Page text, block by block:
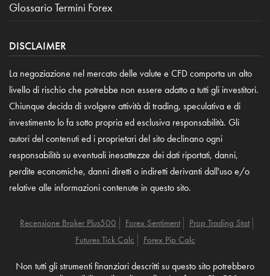
Glossario Termini Forex
DISCLAIMER
La negoziazione nel mercato delle valute e CFD comporta un alto
livello di rischio che potrebbe non essere adatto a tutti gli investitori.
Chiunque decida di svolgere attività di trading, speculativa e di
investimento lo fa sotto propria ed esclusiva responsabilità. Gli
autori del contenuti ed i proprietari del sito declinano ogni
responsabilità su eventuali inesattezze dei dati riportati, danni,
perdite economiche, danni diretti o indiretti derivanti dall'uso e/o
relative alle informazioni contenute in questo sito.
Recensione Broker Plus500 Forex Sentiment
Prop Trading Stat
Futures Tick Calc
Forex Pip Calc
Non tutti gli strumenti finanziari descritti su questo sito potrebbero